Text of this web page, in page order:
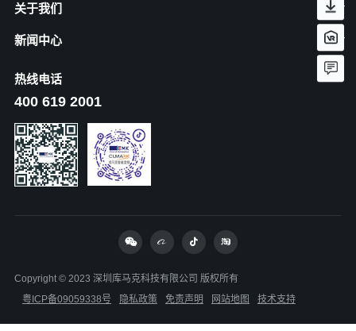
关于我们
新闻中心
热线电话
400 619 2001
Copyright © 2023 深圳库马克科技有限公司 版权所有
粤ICP备09059338号
隐私政策 免责声明 网站地图 技术支持